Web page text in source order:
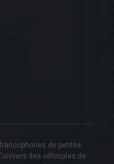
de petites
des véhicules de